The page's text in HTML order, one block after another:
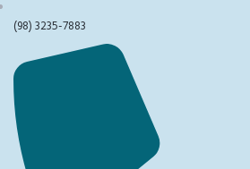
(98) 3235-7883